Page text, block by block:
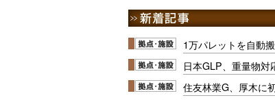
1万パレットを自動
日本GLP、重量物対
住友林業G、厚木に